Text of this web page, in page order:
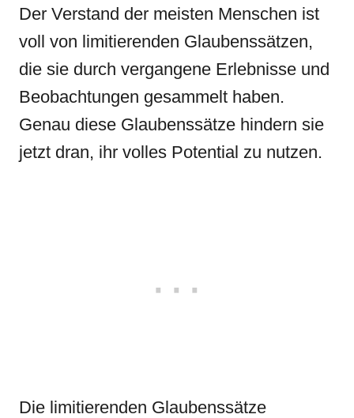
Der Verstand der meisten Menschen ist
voll von limitierenden Glaubenssätzen,
die sie durch vergangene Erlebnisse und
Beobachtungen gesammelt haben.
Genau diese Glaubenssätze hindern sie
jetzt dran, ihr volles Potential zu nutzen.
Die limitierenden Glaubenssätze